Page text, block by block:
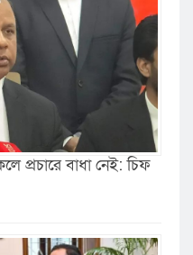
প্রচারে বাধা নেই: চিফ